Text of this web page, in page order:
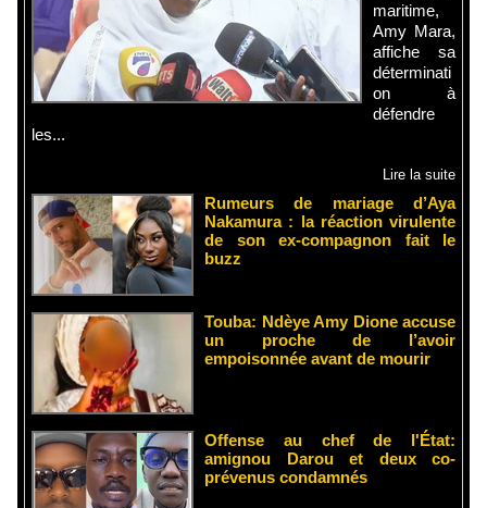
maritime,
Amy Mara,
affiche sa
déterminati
on à
défendre
les...
Lire la suite
Rumeurs de mariage d’Aya
Nakamura : la réaction virulente
de son ex-compagnon fait le
buzz
Touba: Ndèye Amy Dione accuse
un proche de l’avoir
empoisonnée avant de mourir
Offense au chef de l'État:
amignou Darou et deux co-
prévenus condamnés